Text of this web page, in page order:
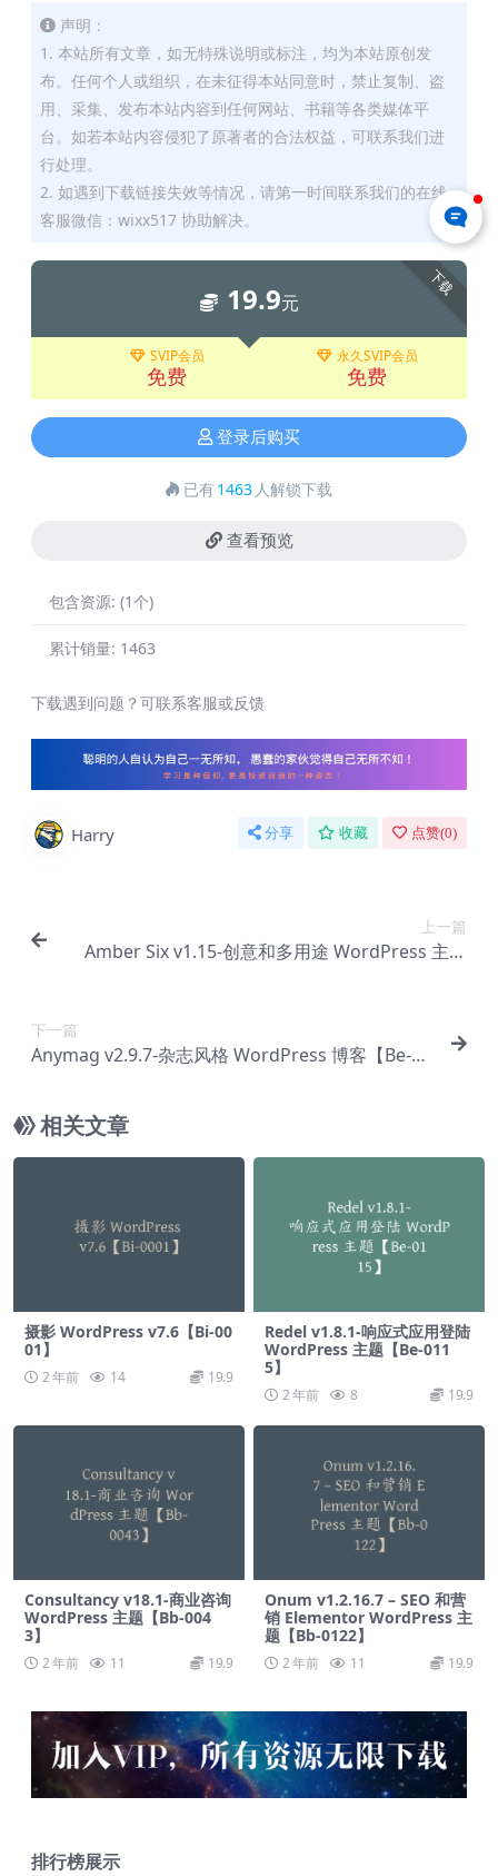
声明：
1. 本站所有文章，如无特殊说明或标注，均为本站原创发
布。任何个人或组织，在未征得本站同意时，禁止复制、盗
用、采集、发布本站内容到任何网站、书籍等各类媒体平
台。如若本站内容侵犯了原著者的合法权益，可联系我们进
行处理。
2. 如遇到下载链接失效等情况，请第一时间联系我们的在线
客服微信：wixx517 协助解决。
下载
19.9元
SVIP会员
免费
永久SVIP会员
免费
登录后购买
已有1463 人解锁下载
查看预览
包含资源: (1个)
累计销量: 1463
下载遇到问题？可联系客服或反馈
Harry 分享 收藏 点赞(0)
上一篇
Amber Six v1.15-创意和多用途 WordPress 主题
下一篇
Anymag v2.9.7-杂志风格 WordPress 博客【Be-00
相关文章
摄影 WordPress v7.6【Bi-00
01】
2 年前 14 19.9
Redel v1.8.1-响应式应用登陆
WordPress 主题【Be-011
5】
2 年前 8 19.9
Consultancy v18.1-商业咨询
WordPress 主题【Bb-004
3】
2 年前 11 19.9
Onum v1.2.16.7 – SEO 和营
销 Elementor WordPress 主
题【Bb-0122】
2 年前 11 19.9
排行榜展示